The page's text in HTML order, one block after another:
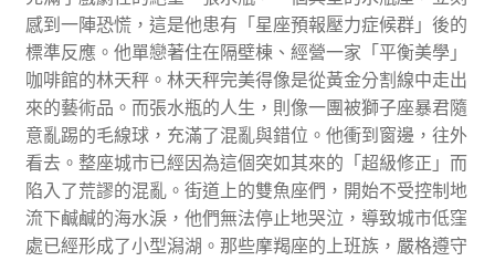
感到一陣恐慌，這是他患有「星座預報壓力症候群」後的
標準反應。他單戀著住在隔壁棟、經營一家「平衡美學」
咖啡館的林天秤。林天秤完美得像是從黃金分割線中走出
來的藝術品。而張水瓶的人生，則像一團被獅子座暴君隨
意亂踢的毛線球，充滿了混亂與錯位。他衝到窗邊，往外
看去。整座城市已經因為這個突如其來的「超級修正」而
陷入了荒謬的混亂。街道上的雙魚座們，開始不受控制地
流下鹹鹹的海水淚，他們無法停止地哭泣，導致城市低窪
處已經形成了小型潟湖。那些摩羯座的上班族，嚴格遵守